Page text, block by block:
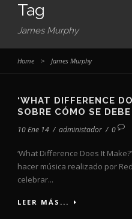
Tag
James Murphy
Home > James Murphy
‘WHAT DIFFERENCE
SOBRE CÓMO SE
10 Ene 14 / administador / 0
‘What Difference Does It
hacer música realizado por
celebrar...
LEER MÁS...